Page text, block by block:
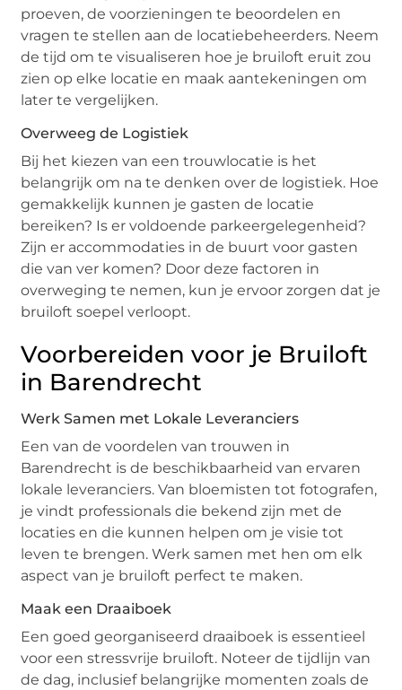
proeven, de voorzieningen te beoordelen en
vragen te stellen aan de locatiebeheerders. Neem
de tijd om te visualiseren hoe je bruiloft eruit zou
zien op elke locatie en maak aantekeningen om
later te vergelijken.
Overweeg de Logistiek
Bij het kiezen van een trouwlocatie is het
belangrijk om na te denken over de logistiek. Hoe
gemakkelijk kunnen je gasten de locatie
bereiken? Is er voldoende parkeergelegenheid?
Zijn er accommodaties in de buurt voor gasten
die van ver komen? Door deze factoren in
overweging te nemen, kun je ervoor zorgen dat je
bruiloft soepel verloopt.
Voorbereiden voor je Bruiloft
in Barendrecht
Werk Samen met Lokale Leveranciers
Een van de voordelen van trouwen in
Barendrecht is de beschikbaarheid van ervaren
lokale leveranciers. Van bloemisten tot fotografen,
je vindt professionals die bekend zijn met de
locaties en die kunnen helpen om je visie tot
leven te brengen. Werk samen met hen om elk
aspect van je bruiloft perfect te maken.
Maak een Draaiboek
Een goed georganiseerd draaiboek is essentieel
voor een stressvrije bruiloft. Noteer de tijdlijn van
de dag, inclusief belangrijke momenten zoals de